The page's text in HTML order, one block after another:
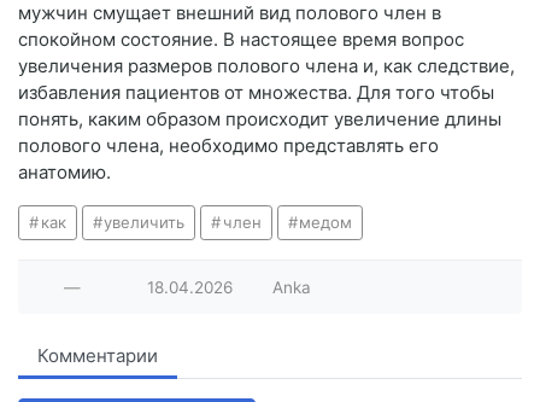
мужчин смущает внешний вид полового член в
спокойном состояние. В настоящее время вопрос
увеличения размеров полового члена и, как следствие,
избавления пациентов от множества. Для того чтобы
понять, каким образом происходит увеличение длины
полового члена, необходимо представлять его
анатомию.
как увеличить член медом
— 18.04.2026 Anka
Комментарии